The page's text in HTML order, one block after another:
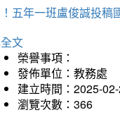
五年一班盧俊誠投稿
文
榮譽事項：
發佈單位：教務處
建立時間：2025-
瀏覽次數：366